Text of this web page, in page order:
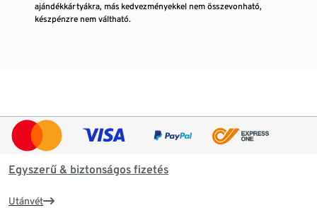
ajándékkártyákra, más kedvezményekkel nem összevonható,
készpénzre nem váltható.
Egyszerű & biztonságos fizetés
Utánvét